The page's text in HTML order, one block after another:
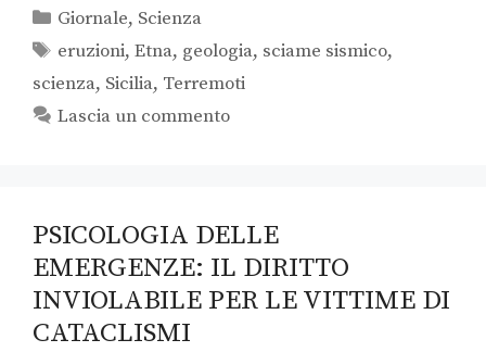
Giornale, Scienza
eruzioni,Etna, geologia, sciame sismico,
scienza, Sicilia, Terremoti
Lascia un commento
PSICOLOGIA DELLE
EMERGENZE: IL DIRITTO
INVIOLABILE PER LE VITTIME DI
CATACLISMI